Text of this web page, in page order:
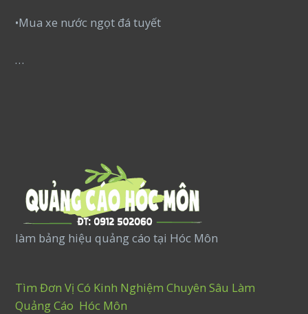
•Mua xe nước ngọt đá tuyết
…
làm bảng hiệu quảng cáo tại Hóc Môn
Tìm Đơn Vị Có Kinh Nghiệm Chuyên Sâu Làm
Quảng Cáo Hóc Môn